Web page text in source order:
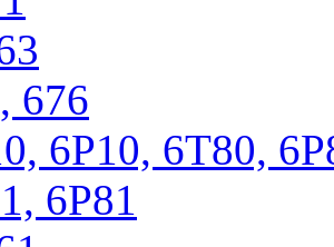
676
6Р10, 6Т80,
6Р81